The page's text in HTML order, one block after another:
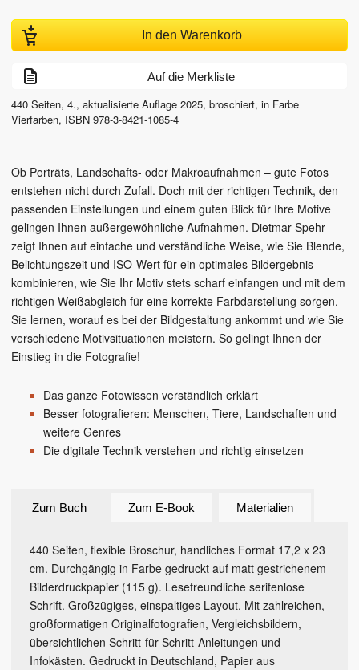
In den Warenkorb
Auf die Merkliste
440 Seiten, 4., aktualisierte Auflage 2025, broschiert, in Farbe
Vierfarben, ISBN 978-3-8421-1085-4
Ob Porträts, Landschafts- oder Makroaufnahmen – gute Fotos
entstehen nicht durch Zufall. Doch mit der richtigen Technik, den
passenden Einstellungen und einem guten Blick für Ihre Motive
gelingen Ihnen außergewöhnliche Aufnahmen. Dietmar Spehr
zeigt Ihnen auf einfache und verständliche Weise, wie Sie Blende,
Belichtungszeit und ISO-Wert für ein optimales Bildergebnis
kombinieren, wie Sie Ihr Motiv stets scharf einfangen und mit dem
richtigen Weißabgleich für eine korrekte Farbdarstellung sorgen.
Sie lernen, worauf es bei der Bildgestaltung ankommt und wie Sie
verschiedene Motivsituationen meistern. So gelingt Ihnen der
Einstieg in die Fotografie!
Das ganze Fotowissen verständlich erklärt
Besser fotografieren: Menschen, Tiere, Landschaften und
weitere Genres
Die digitale Technik verstehen und richtig einsetzen
Zum Buch Zum E-Book Materialien
440 Seiten, flexible Broschur, handliches Format 17,2 x 23
cm. Durchgängig in Farbe gedruckt auf matt gestrichenem
Bilderdruckpapier (115 g). Lesefreundliche serifenlose
Schrift. Großzügiges, einspaltiges Layout. Mit zahlreichen,
großformatigen Originalfotografien, Vergleichsbildern,
übersichtlichen Schritt-für-Schritt-Anleitungen und
Infokästen. Gedruckt in Deutschland, Papier aus